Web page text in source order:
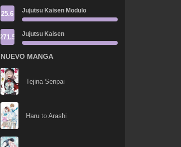
25.6 Jujutsu Kaisen Modulo
271.5 Jujutsu Kaisen
NUEVO MANGA
Tejina Senpai
Haru to Arashi